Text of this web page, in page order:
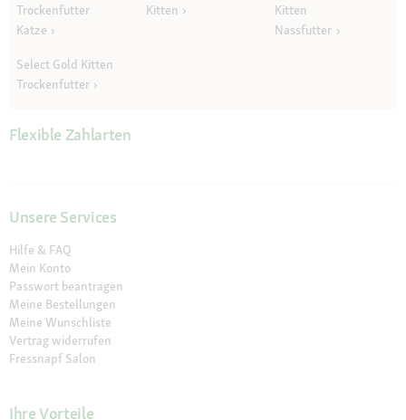
Trockenfutter
Katze
Kitten
Kitten
Nassfutter
Select Gold Kitten
Trockenfutter
Flexible Zahlarten
Unsere Services
Hilfe & FAQ
Mein Konto
Passwort beantragen
Meine Bestellungen
Meine Wunschliste
Vertrag widerrufen
Fressnapf Salon
Ihre Vorteile